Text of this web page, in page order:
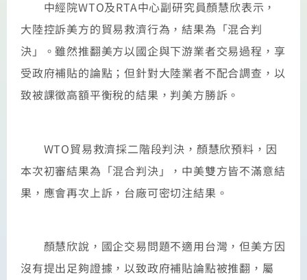
中經院WTO及RTA中心副研究員顏慧欣表示，
大陸控訴美方的貿易救濟行為，結果為「混合判
決」。雖然推翻美方以國企與下游業者交易過程，享
受政府補貼的論點；但針對大陸業者不配合調查，以
致被課徵高額平衡稅的結果，判美方勝訴。
WTO貿易救濟採二階段判決，顏慧欣預料，因
本次初審結果為「混合判決」，中美雙方皆不滿意結
果，應會再次上訴，台廠可密切注結果。
顏慧欣說，國企交易問題不適用台灣，但美方因
沒有提出足夠證據，以致政府補貼論點被推翻，屬